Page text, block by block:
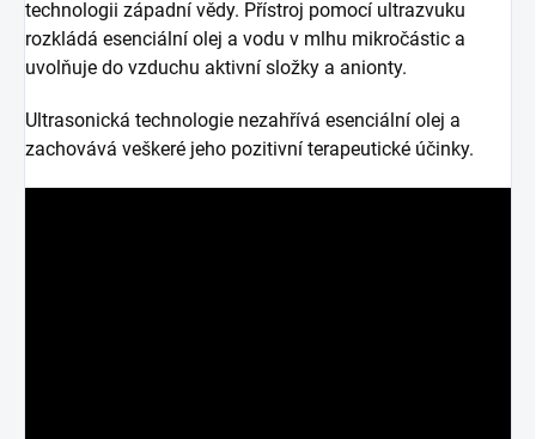
technologii západní vědy. Přístroj pomocí ultrazvuku
rozkládá esenciální olej a vodu v mlhu mikročástic a
uvolňuje do vzduchu aktivní složky a anionty.
Ultrasonická technologie nezahřívá esenciální olej a
zachovává veškeré jeho pozitivní terapeutické účinky.